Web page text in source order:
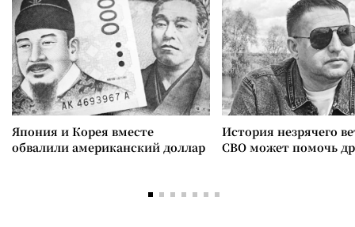
Япония и Корея вместе
обвалили американский доллар
История незрячего
СВО может помочь